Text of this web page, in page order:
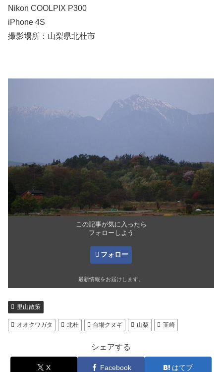
Nikon COOLPIX P300
iPhone 4S
撮影場所：山梨県北杜市
この記事が気に入ったら
フォローしよう
フォロー
最新情報をお届けします。
里山散策
オオクワガタ 北杜 台場クヌギ 山梨 韮崎
シェアする
X Facebook はてブ